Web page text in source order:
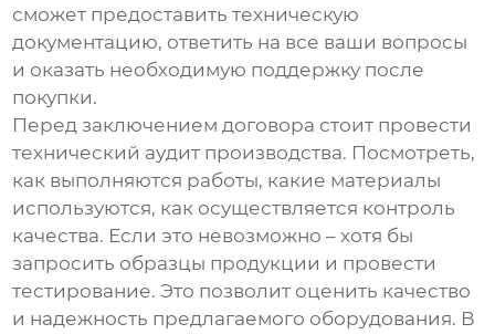
сможет предоставить техническую
документацию, ответить на все ваши вопросы
и оказать необходимую поддержку после
покупки.
Перед заключением договора стоит провести
технический аудит производства. Посмотреть,
как выполняются работы, какие материалы
используются, как осуществляется контроль
качества. Если это невозможно – хотя бы
запросить образцы продукции и провести
тестирование. Это позволит оценить качество
и надежность предлагаемого оборудования. В